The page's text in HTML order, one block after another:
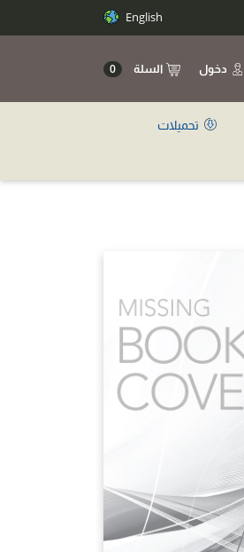
English
دخول السلة 0
تحميلات